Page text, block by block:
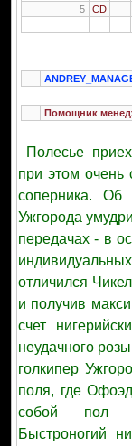
5
CD
Помощник
Полесье
при этом очень
соперника. Об
Ужгорода
передачах - в
отличился
и получив
счет
неудачного
голкипер
поля, где
собой пол
Быстроногий